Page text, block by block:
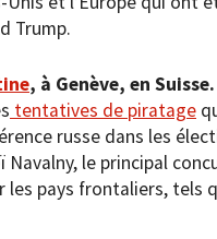
Trump.
, à Genève, en Suisse.
tentatives de piratage
russe dans les
Navalny, le principal
les pays frontaliers, tels